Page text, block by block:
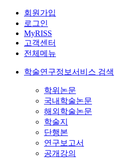
회원가입
로그인
MyRISS
고객센터
전체메뉴
학술연구정보서비스 검색
학위논문
국내학술논문
해외학술논문
학술지
단행본
연구보고서
공개강의